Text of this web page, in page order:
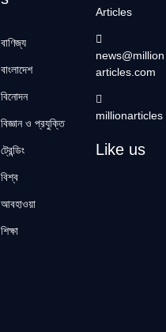
বাণিজ্য
বাংলাদেশ
বিনোদন
বিজ্ঞান ও প্রযুক্তি
ট্রেন্ডিং
বিশ্ব
আবহাওয়া
শিক্ষা
Articles
news@million
articles.com
millionarticles
Like us